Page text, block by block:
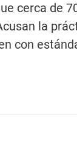
cerca de
la
con